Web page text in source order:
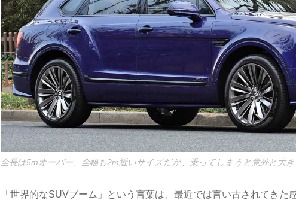
全長は5mオーバー、全幅も2m近いサイズだが、乗ってしまうと意外と大き
「世界的なSUVブーム」という言葉は、最近では言い古されてきた